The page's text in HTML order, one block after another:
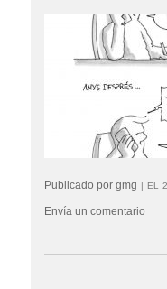
Publicado por gmg | EL
Envía un comentario